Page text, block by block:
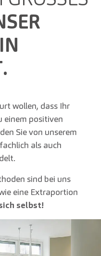
wollen, dass Ihr
einem positiven
Sie von unserem
als auch
sind bei uns
eine Extraportion
selbst!